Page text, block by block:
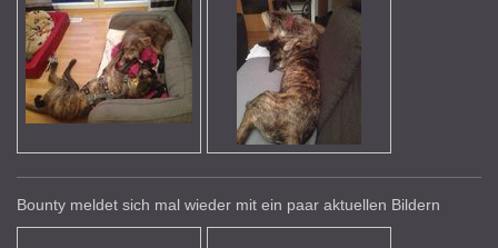
Bounty meldet sich mal wieder mit ein paar aktuellen Bildern